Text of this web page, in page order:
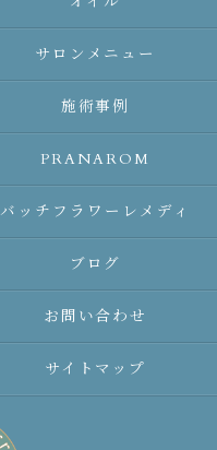
サロンメニュー
施術事例
PRANAROM
バッチフラワーレメディ
ブログ
お問い合わせ
サイトマップ